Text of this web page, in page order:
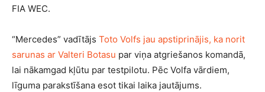
FIA WEC.
“Mercedes” vadītājs Toto Volfs jau apstiprinājis, ka norit
sarunas ar Valteri Botasu par viņa atgriešanos komandā,
lai nākamgad kļūtu par testpilotu. Pēc Volfa vārdiem,
līguma parakstīšana esot tikai laika jautājums.